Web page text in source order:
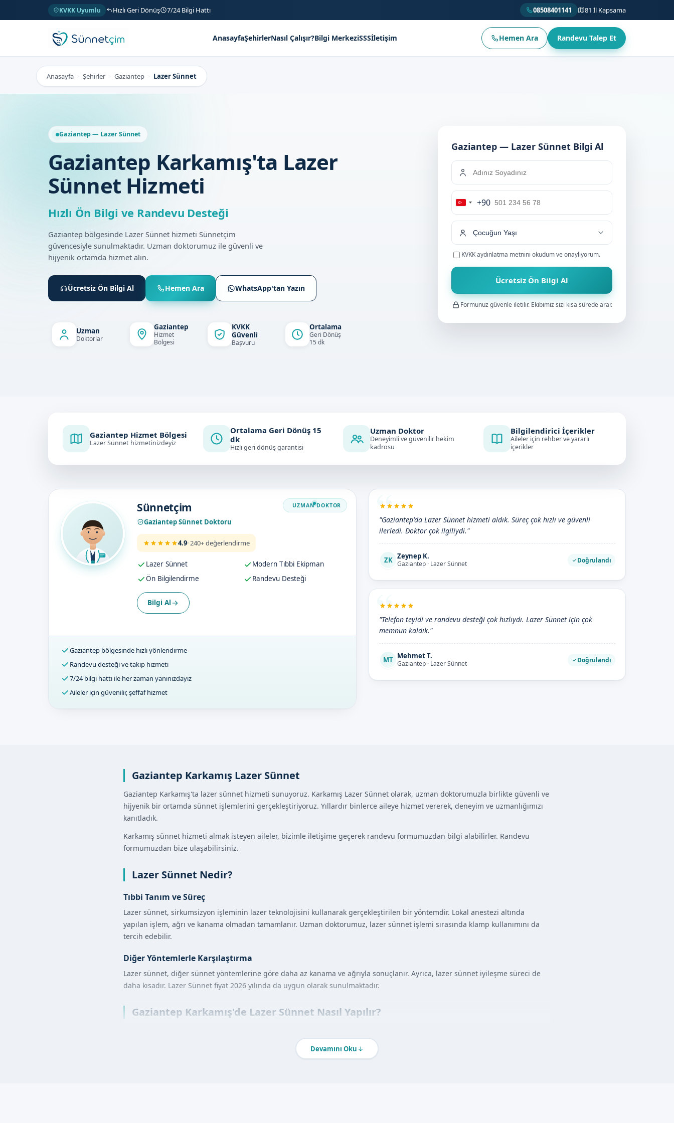
KVKK Uyumlu Hızlı Geri Dönüş 7/24 Bilgi Hattı 08508401141 81 İl Kapsama
AnasayfaŞehirlerNasıl Çalışır?Bilgi MerkeziSSSİletişim Hemen Ara Randevu Talep Et
Anasayfa > Şehirler > Gaziantep > Lazer Sünnet
Gaziantep — Lazer Sünnet
Gaziantep Karkamış'ta Lazer
Sünnet Hizmeti
Hızlı Ön Bilgi ve Randevu Desteği
Gaziantep bölgesinde Lazer Sünnet hizmeti Sünnetçim
güvencesiyle sunulmaktadır. Uzman doktorumuz ile güvenli ve
hijyenik ortamda hizmet alın.
Ücretsiz Ön Bilgi Al Hemen Ara WhatsApp'tan Yazın
Uzman
Doktorlar
Gaziantep
Hizmet
Bölgesi
KVKK
Güvenli
Başvuru
Ortalama
Geri Dönüş
15 dk
Gaziantep — Lazer Sünnet Bilgi Al
Turkey
+90
+90
KVKK aydınlatma metnini okudum ve onaylıyorum.
Ücretsiz Ön Bilgi Al
Formunuz güvenle iletilir. Ekibimiz sizi kısa sürede arar.
Gaziantep Hizmet Bölgesi
Lazer Sünnet hizmetinizdeyiz
Ortalama Geri Dönüş 15
dk
Hızlı geri dönüş garantisi
Uzman Doktor
Deneyimli ve güvenilir hekim
kadrosu
Bilgilendirici İçerikler
Aileler için rehber ve yararlı
içerikler
DoktorumuzSünnetçim
Gaziantep Sünnet Doktoru
4.9· 240+ değerlendirme
Lazer Sünnet
Modern Tıbbi Ekipman
Ön Bilgilendirme
Randevu Desteği
Bilgi Al
Gaziantep bölgesinde hızlı yönlendirme
Randevu desteği ve takip hizmeti
7/24 bilgi hattı ile her zaman yanınızdayız
Aileler için güvenilir, şeffaf hizmet
"Gaziantep'da Lazer Sünnet hizmeti aldık. Süreç çok hızlı ve güvenli
ilerledi. Doktor çok ilgiliydi."
ZK Zeynep K.
Gaziantep · Lazer Sünnet Doğrulandı
"Telefon teyidi ve randevu desteği çok hızlıydı. Lazer Sünnet için çok
memnun kaldık."
MT Mehmet T.
Gaziantep · Lazer Sünnet Doğrulandı
Gaziantep Karkamış Lazer Sünnet
Gaziantep Karkamış'ta lazer sünnet hizmeti sunuyoruz. Karkamış Lazer Sünnet olarak, uzman doktorumuzla birlikte güvenli ve
hijyenik bir ortamda sünnet işlemlerini gerçekleştiriyoruz. Yıllardır binlerce aileye hizmet vererek, deneyim ve uzmanlığımızı
kanıtladık.
Karkamış sünnet hizmeti almak isteyen aileler, bizimle iletişime geçerek randevu formumuzdan bilgi alabilirler. Randevu
formumuzdan bize ulaşabilirsiniz.
Lazer Sünnet Nedir?
Tıbbi Tanım ve Süreç
Lazer sünnet, sirkumsizyon işleminin lazer teknolojisini kullanarak gerçekleştirilen bir yöntemdir. Lokal anestezi altında
yapılan işlem, ağrı ve kanama olmadan tamamlanır. Uzman doktorumuz, lazer sünnet işlemi sırasında klamp kullanımını da
tercih edebilir.
Diğer Yöntemlerle Karşılaştırma
Lazer sünnet, diğer sünnet yöntemlerine göre daha az kanama ve ağrıyla sonuçlanır. Ayrıca, lazer sünnet iyileşme süreci de
daha kısadır. Lazer Sünnet fiyat 2026 yılında da uygun olarak sunulmaktadır.
Gaziantep Karkamış'de Lazer Sünnet Nasıl Yapılır?
Lazer cihazı, sirkumsizyon işlemini gerçekleştirmek için kullanılır.
Devamını Oku